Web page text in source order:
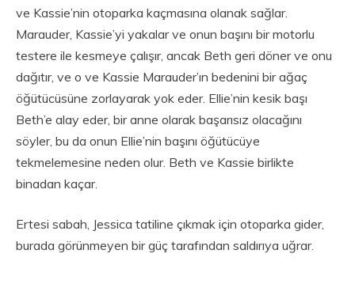
ve Kassie’nin otoparka kaçmasına olanak sağlar.
Marauder, Kassie’yi yakalar ve onun başını bir motorlu
testere ile kesmeye çalışır, ancak Beth geri döner ve onu
dağıtır, ve o ve Kassie Marauder’ın bedenini bir ağaç
öğütücüsüne zorlayarak yok eder. Ellie’nin kesik başı
Beth’e alay eder, bir anne olarak başarısız olacağını
söyler, bu da onun Ellie’nin başını öğütücüye
tekmelemesine neden olur. Beth ve Kassie birlikte
binadan kaçar.
Ertesi sabah, Jessica tatiline çıkmak için otoparka gider,
burada görünmeyen bir güç tarafından saldırıya uğrar.